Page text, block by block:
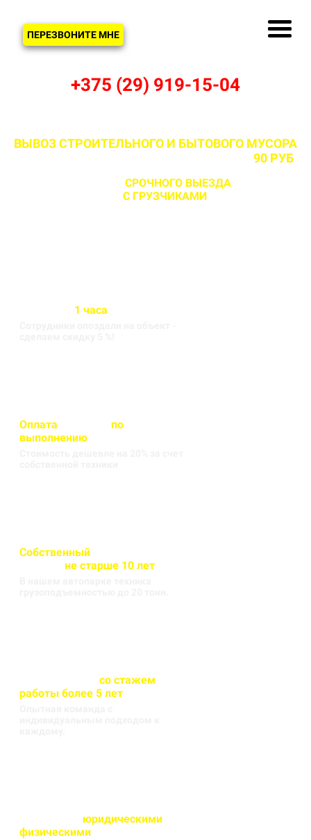
ПЕРЕЗВОНИТЕ МНЕ
+375 (29) 919-15-04
ВЫВОЗ СТРОИТЕЛЬНОГО И БЫТОВОГО МУСОРА
90 РУБ
СРОЧНОГО ВЫЕЗДА
С ГРУЗЧИКАМИИ БЕЗ
1 часа
Оплата
по
выполнению
Собственный
не старше 10 лет
со стажем
работы более 5 лет
юридическими
физическими